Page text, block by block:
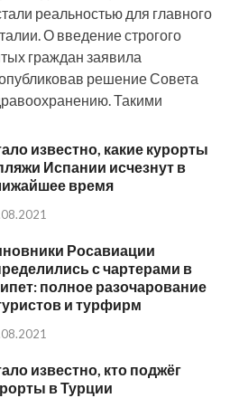
реальностью для главного
О введение строгого
граждан заявила
решение Совета
Такими
известно, какие курорты
Испании исчезнут в
время
Росавиации
с чартерами в
полное разочарование
и турфирм
известно, кто поджёг
в Турции